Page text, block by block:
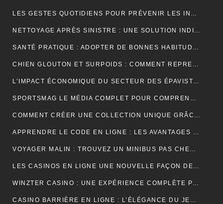
LES GESTES QUOTIDIENS POUR PRÉVENIR LES INFECTIONS CHEZ LES VOLAILLES
NETTOYAGE APRÈS SINISTRE : UNE SOLUTION INDISPENSABLE POUR RETROUVER DES ESPACES SÛRS ET SALUBRES
SANTÉ PRATIQUE : ADOPTER DE BONNES HABITUDES AU QUOTIDIEN
CHIEN GLOUTON ET SURPOIDS : COMMENT REPRENDRE LE CONTRÔLE DES PORTIONS ?
L’IMPACT ÉCONOMIQUE DU SECTEUR DES ÉPAVISTES EN FRANCE
SPORTSMAG LE MÉDIA COMPLET POUR COMPRENDRE LE SPORT LA NUTRITION ET LA PERFORMANCE
COMMENT CRÉER UNE COLLECTION UNIQUE GRÂCE À UN GROSSISTE DE VÊTEMENTS PERSONNALISÉS
APPRENDRE LE CODE EN LIGNE : LES AVANTAGES D’UNE FORMATION ENTIÈREMENT NUMÉRIQUE
VOYAGER MALIN : TROUVEZ UN MINIBUS PAS CHER POUR VOS DÉPLACEMENTS EN GROUPE
LES CASINOS EN LIGNE UNE NOUVELLE FAÇON DE VIVRE LE JEU
WINZTER CASINO : UNE EXPÉRIENCE COMPLÈTE POUR LES AMATEURS DE JEUX EN LIGNE
CASINO BARRIÈRE EN LIGNE : L’ÉLÉGANCE DU JEU NUMÉRIQUE AU SERVICE DES JOUEURS MODERNES